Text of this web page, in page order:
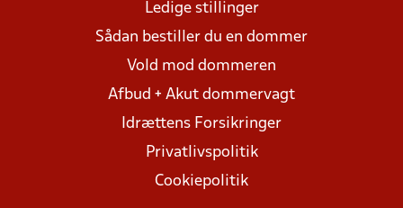
Ledige stillinger
Sådan bestiller du en dommer
Vold mod dommeren
Afbud + Akut dommervagt
Idrættens Forsikringer
Privatlivspolitik
Cookiepolitik